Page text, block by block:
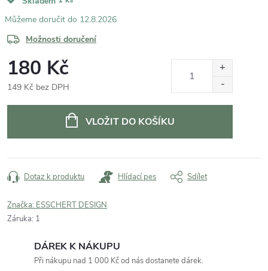
12.8.2026
Možnosti doručení
180 Kč
149 Kč bez DPH
VLOŽIT DO KOŠÍKU
Dotaz k produktu Hlídací pes Sdílet
Značka: ESSCHERT DESIGN
Záruka: 1
DÁREK K NÁKUPU
Při nákupu nad 1 000 Kč od nás dostanete dárek.